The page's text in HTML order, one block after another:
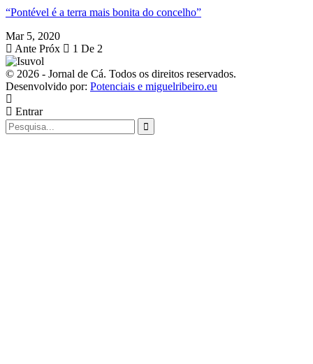
“Pontével é a terra mais bonita do concelho”
Mar 5, 2020
Ante Próx 1 De 2
© 2026 - Jornal de Cá. Todos os direitos reservados.
Desenvolvido por: Potenciais e miguelribeiro.eu
Entrar